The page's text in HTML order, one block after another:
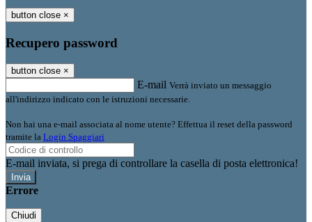
button close ×
Recupero password
button close ×
E-mail Verrà inviato un messaggio
all'indirizzo indicato con le istruzioni necessarie.
Non hai una e-mail associata al nome utente? Effettua il reset della password
tramite la Login Spaggiari
E-mail inviata, si prega di controllare la casella di posta elettronica!
Errore
Chiudi